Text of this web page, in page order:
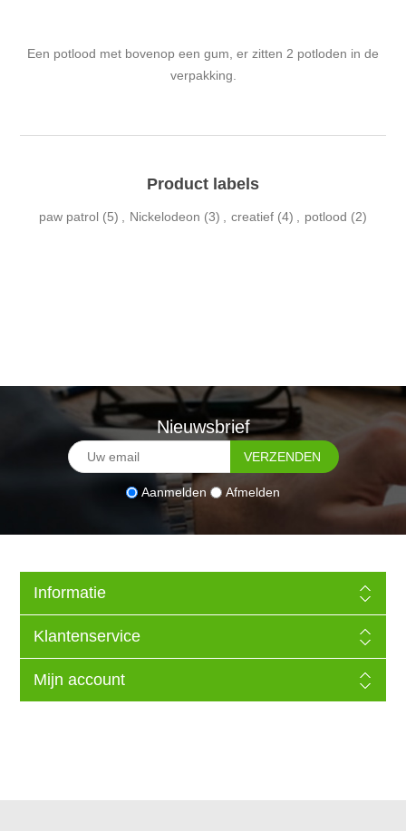
Een potlood met bovenop een gum, er zitten 2 potloden in de
verpakking.
Product labels
paw patrol (5) Nickelodeon (3) creatief (4) potlood (2)
Nieuwsbrief
Aanmelden Afmelden
Informatie
Klantenservice
Mijn account